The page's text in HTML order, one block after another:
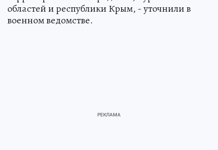
областей и республики Крым, - уточнили в
военном ведомстве.